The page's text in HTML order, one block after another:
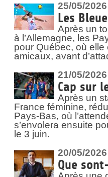
25/05/2026
Les
Après un
à l’Allemagne, les
pour Québec, où
amicaux, avant
21/05/2026
Cap sur
Après un
France féminine,
Pays-Bas, où
s’envolera ensuite
le 3 juin.
20/05/2026
Que